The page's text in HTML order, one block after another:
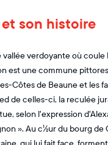
son histoire
verdoyante où coule
est une commune
Côtes de Beaune et les
de celles-ci, la reculée
selon l'expression
». Au c½ur du bourg